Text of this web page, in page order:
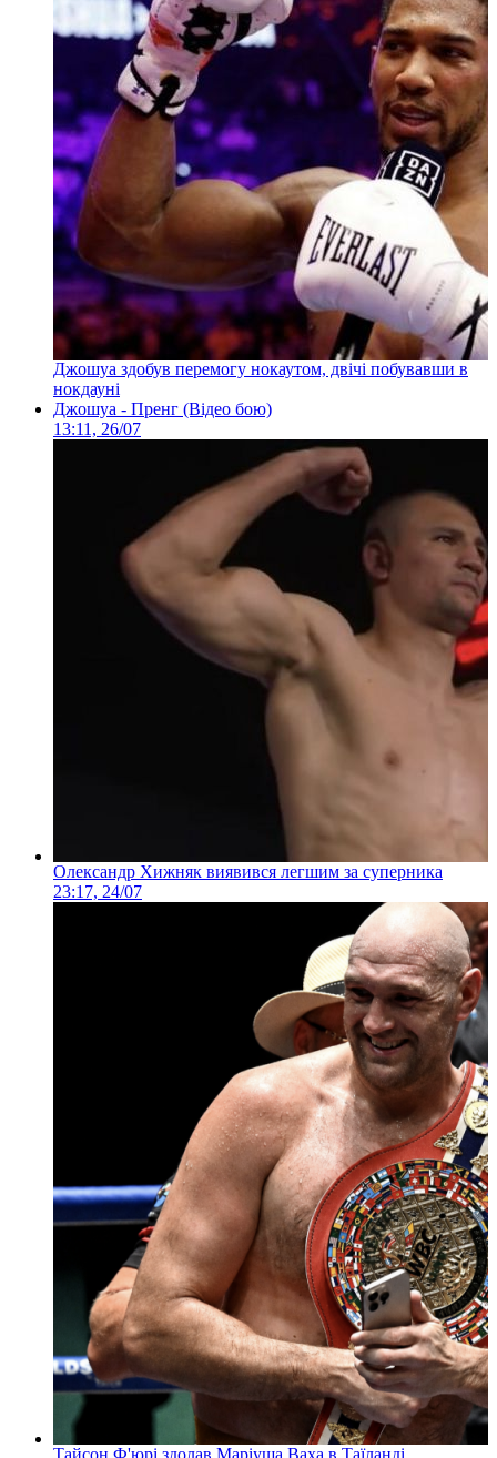
Джошуа здобув перемогу нокаутом, двічі побувавши в
нокдауні
Джошуа - Пренг (Відео бою)
13:11, 26/07
Олександр Хижняк виявився легшим за суперника
23:17, 24/07
Тайсон Ф'юрі здолав Маріуша Ваха в Таїланді